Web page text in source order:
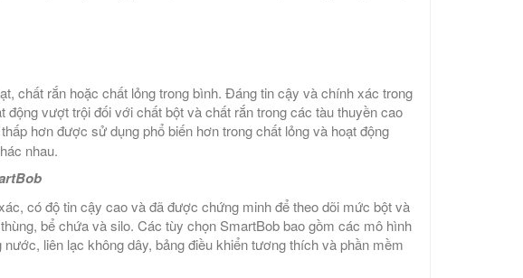
chất rắn hoặc chất lỏng trong bình. Đáng tin cậy và chính xác trong
vượt trội đối với chất bột và chất rắn trong các tàu thuyền cao
hơn được sử dụng phổ biến hơn trong chất lỏng và hoạt động
nhau.
có độ tin cậy cao và đã được chứng minh để theo dõi mức bột và
bể chứa và silo. Các tùy chọn SmartBob bao gồm các mô hình
liên lạc không dây, bảng điều khiển tương thích và phần mềm